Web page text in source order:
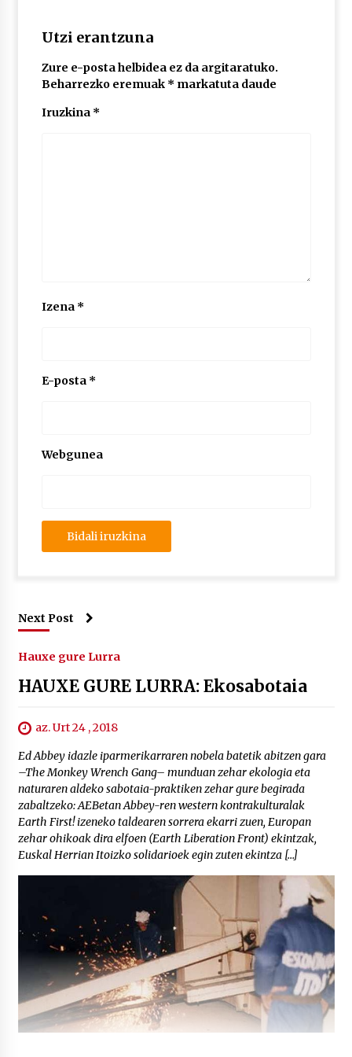
Tiga, Twisted Teens, Underscores, Habia
2026/07/02
Utzi erantzuna
Zure e-posta helbidea ez da argitaratuko.
Beharrezko eremuak * markatuta daude
Iruzkina *
Izena *
E-posta *
Webgunea
Next Post
Hauxe gure Lurra
HAUXE GURE LURRA: Ekosabotaia
az. Urt 24 , 2018
Ed Abbey idazle iparmerikarraren nobela batetik abitzen gara
–The Monkey Wrench Gang– munduan zehar ekologia eta
naturaren aldeko sabotaia-praktiken zehar gure begirada
zabaltzeko: AEBetan Abbey-ren western kontrakulturalak
Earth First! izeneko taldearen sorrera ekarri zuen, Europan
zehar ohikoak dira elfoen (Earth Liberation Front) ekintzak,
Euskal Herrian Itoizko solidarioek egin zuten ekintza […]